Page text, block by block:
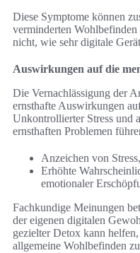
Diese Symptome können
verminderten
nicht, wie sehr digitale
Auswirkungen auf die
Die Vernachlässigung der
ernsthafte Auswirkungen
Unkontrollierter Stress und
ernsthaften Problemen
Anzeichen von
Erhöhte
emotionaler
Fachkundige Meinungen
der eigenen digitalen
gezielter Detox kann
allgemeine Wohlbefinden